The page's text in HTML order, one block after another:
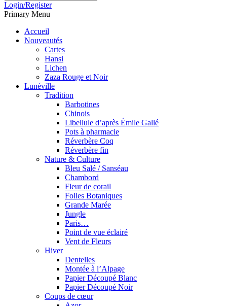
Login/Register
Primary Menu
Accueil
Nouveautés
Cartes
Hansi
Lichen
Zaza Rouge et Noir
Lunéville
Tradition
Barbotines
Chinois
Libellule d’après Émile Gallé
Pots à pharmacie
Réverbère Coq
Réverbère fin
Nature & Culture
Bleu Salé / Sanséau
Chambord
Fleur de corail
Folies Botaniques
Grande Marée
Jungle
Paris…
Point de vue éclairé
Vent de Fleurs
Hiver
Dentelles
Montée à l’Alpage
Papier Découpé Blanc
Papier Découpé Noir
Coups de cœur